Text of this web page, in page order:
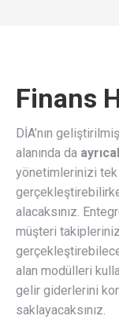
Finans
DİA’nın
alanında da
yönetimlerinizi
alacaksınız.
müşteri
alan modülleri
gelir giderlerini
saklayacaksınız.